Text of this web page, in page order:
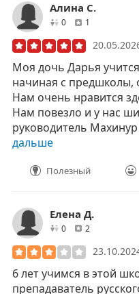
Алина С.
0друзей1
Моя дочь Дарья
начиная с предшколы,
Нам очень нравится
Нам повезло и у нас
руководитель
дальше
Полезный
Елена Д.
0друзей
2
6 лет учимся в этой
препадаватель